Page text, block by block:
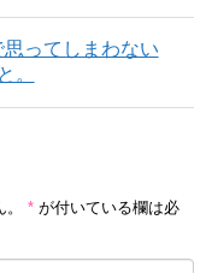
思ってしまわない
。
* が付いている欄は必